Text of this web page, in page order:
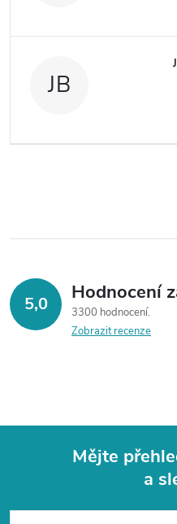
JB
5,0 Hodnocení
3300 hodnocení
Zobrazit recenze
Mějte
a